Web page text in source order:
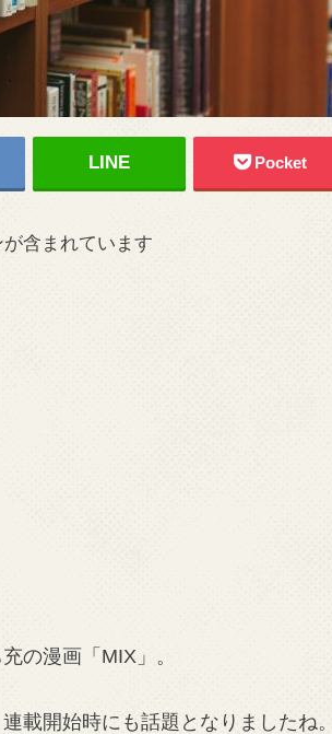
Pocket
含まれています
の漫画「MIX」。
載開始時にも話題となりましたね。